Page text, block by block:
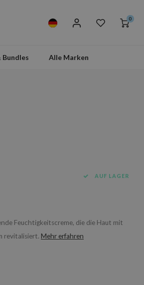
0
Bundles Alle Marken
AUF LAGER
Feuchtigkeitscreme, die die Haut mit
revitalisiert. Mehr erfahren